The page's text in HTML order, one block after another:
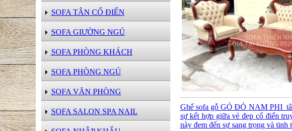
SOFA TÂN CỔ ĐIỂN
SOFA GIƯỜNG NGỦ
SOFA PHÒNG KHÁCH
SOFA PHÒNG NGỦ
SOFA VĂN PHÒNG
SOFA SALON SPA NAIL
Ghế sofa gỗ GỎ ĐỎ NAM PHI
sự kết hợp giữa vẻ đẹp cổ điển
này đem đến sự sang trọng và